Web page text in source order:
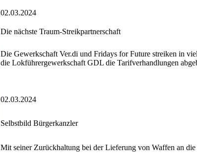
02.03.2024
Die nächste Traum-Streikpartnerschaft
Die Gewerkschaft Ver.di und Fridays for Future streiken in
die Lokführergewerkschaft GDL die Tarifverhandlungen
02.03.2024
Selbstbild Bürgerkanzler
Mit seiner Zurückhaltung bei der Lieferung von Waffen an